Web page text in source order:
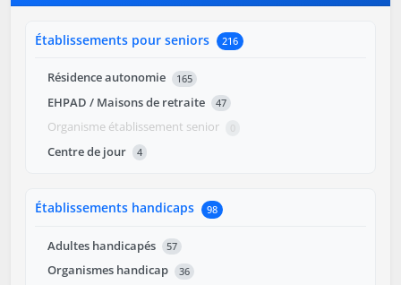
Établissements pour seniors 216
Résidence autonomie 165
EHPAD / Maisons de retraite 47
Organisme établissement senior 0
Centre de jour 4
Établissements handicaps 98
Adultes handicapés 57
Organismes handicap 36